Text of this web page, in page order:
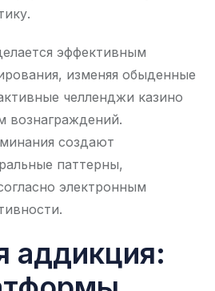
эффективным
изменяя обыденные
челленджи казино
вознаграждений.
создают
паттерны,
электронным
аддикция: